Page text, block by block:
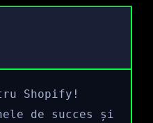
Shopify!
de succes și